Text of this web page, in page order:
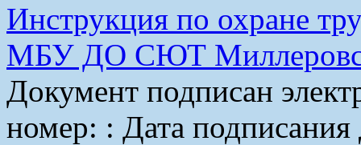
Инструкция по охране
МБУ ДО СЮТ
Документ подписан
номер: : Дата подписания